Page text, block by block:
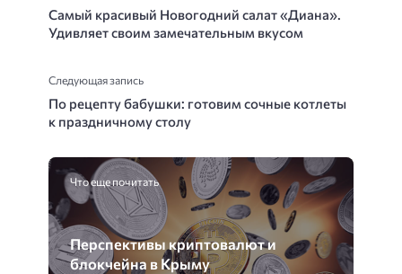
Самый красивый Новогодний салат «Диана».
Удивляет своим замечательным вкусом
Следующая запись
По рецепту бабушки: готовим сочные котлеты
к праздничному столу
Что еще почитать
Перспективы криптовалют и
блокчейна в Крыму